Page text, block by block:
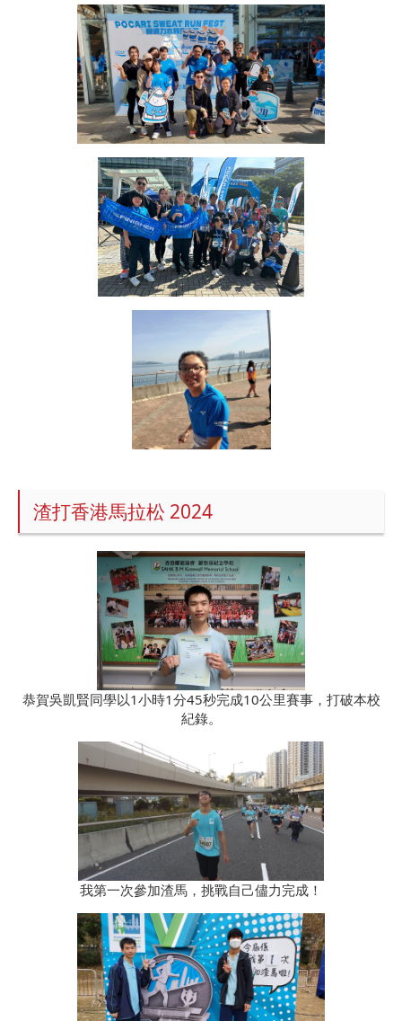
渣打香港馬拉松 2024
恭賀吳凱賢同學以1小時1分45秒完成10公里賽事，打破本校
紀錄。
我第一次參加渣馬，挑戰自己儘力完成！